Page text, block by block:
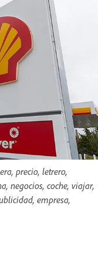
precio, letrero,
negocios, coche, viajar,
empresa,